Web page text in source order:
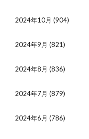
2024年10月 (904)
2024年9月 (821)
2024年8月 (836)
2024年7月 (879)
2024年6月 (786)